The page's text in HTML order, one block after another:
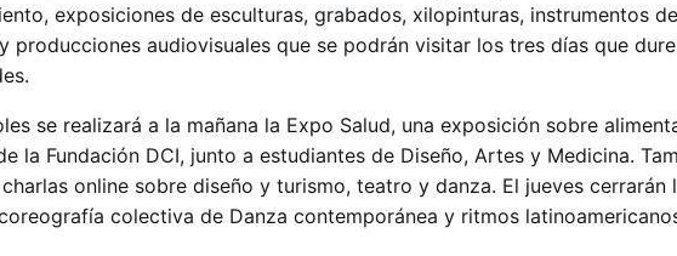
exposiciones de esculturas, grabados, xilopinturas, instrumentos
producciones audiovisuales que se podrán visitar los tres días que
se realizará a la mañana la Expo Salud, una exposición sobre
la Fundación DCI, junto a estudiantes de Diseño, Artes y Medicina.
online sobre diseño y turismo, teatro y danza. El jueves cerrarán
colectiva de Danza contemporánea y ritmos